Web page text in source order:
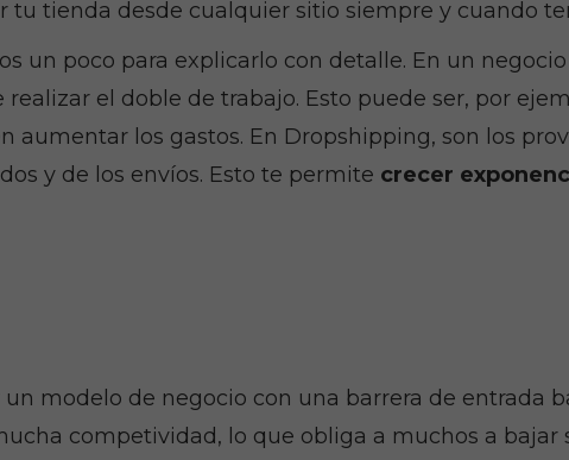
tu tienda desde cualquier sitio siempre y cuando
un poco para explicarlo con detalle. En un
el doble de trabajo. Esto puede ser, por
los gastos. En Dropshipping, son los
y de los envíos. Esto te permite crecer
un modelo de negocio con una barrera de entrada
competividad, lo que obliga a muchos a bajar